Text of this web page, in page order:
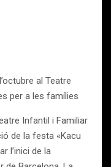
al Teatre
per a les famílies
Infantil i Familiar
de la festa «Kacu
l’inici de la